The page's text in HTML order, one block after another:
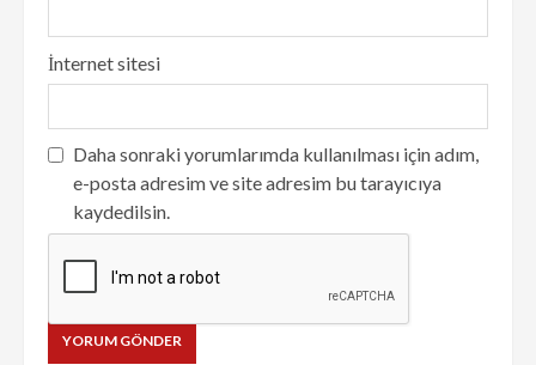
İnternet sitesi
Daha sonraki yorumlarımda kullanılması için adım,
e-posta adresim ve site adresim bu tarayıcıya
kaydedilsin.